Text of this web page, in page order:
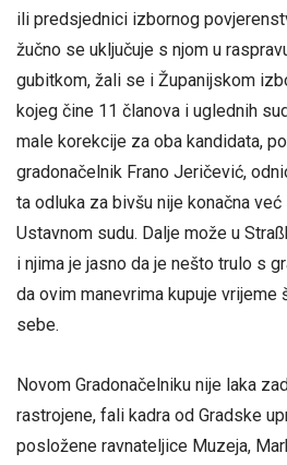
ili predsjednici izbornog
žučno se uključuje s njom u
gubitkom, žali se i Županijskom
kojeg čine 11 članova i uglednih
male korekcije za oba kandidata,
gradonačelnik Frano Jeričević,
ta odluka za bivšu nije konačna
Ustavnom sudu. Dalje može u
i njima je jasno da je nešto trulo s
da ovim manevrima kupuje
sebe.
Novom Gradonačelniku nije laka
rastrojene, fali kadra od Gradske
posložene ravnateljice Muzeja,